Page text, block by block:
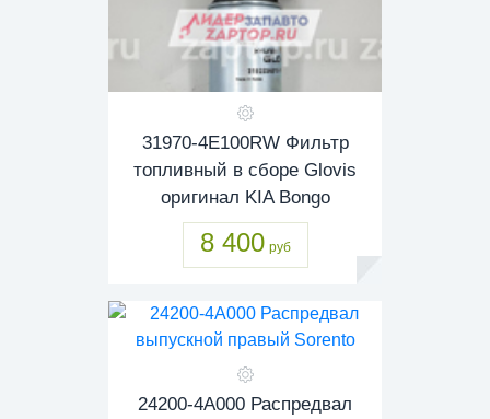
31970-4E100RW Фильтр
топливный в сборе Glovis
оригинал KIA Bongo
8 400 руб
24200-4A000 Распредвал